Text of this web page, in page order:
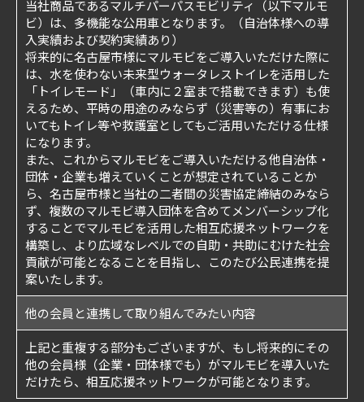
当社商品であるマルチパーパスモビリティ（以下マルモ
ビ）は、多機能な公用車となります。（自治体様への導
入実績および契約実績あり）
将来的に名古屋市様にマルモビをご導入いただけた際に
は、水を使わない未来型ウォータレストイレを活用した
「トイレモード」（車内に２室まで搭載できます）も使
えるため、平時の用途のみならず（災害等の）有事にお
いてもトイレ等や救護室としてもご活用いただける仕様
になります。
また、これからマルモビをご導入いただける他自治体・
団体・企業も増えていくことが想定されていることか
ら、名古屋市様と当社の二者間の災害協定締結のみなら
ず、複数のマルモビ導入団体を含めてメンバーシップ化
することでマルモビを活用した相互応援ネットワークを
構築し、より広域なレベルでの自助・共助にむけた社会
貢献が可能となることを目指し、このたび公民連携を提
案いたします。
他の会員と連携して取り組んでみたい内容
上記と重複する部分もございますが、もし将来的にその
他の会員様（企業・団体様でも）がマルモビを導入いた
だけたら、相互応援ネットワークが可能となります。